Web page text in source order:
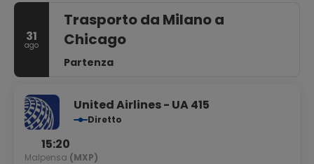
31
ago
Trasporto da Milano a
Chicago
Partenza
United Airlines - UA 415
Diretto
15:20
Malpensa (MXP)